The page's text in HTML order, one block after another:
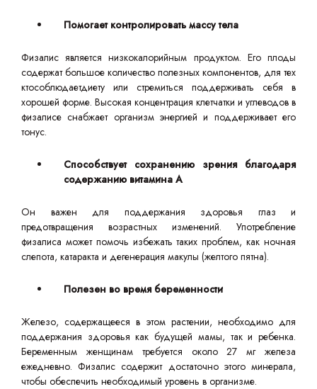
Помогает контролировать массу тела
Физалис является низкокалорийным продуктом. Его плоды
содержат большое количество полезных компонентов, для тех
ктособлюдаетдиету или стремиться поддерживать себя в
хорошей форме. Высокая концентрация клетчатки и углеводов в
физалисе снабжает организм энергией и поддерживает его
тонус.
Способствует сохранению зрения благодаря
содержанию витамина A
Он важен для поддержания здоровья глаз и
предотвращения возрастных изменений. Употребление
физалиса может помочь избежать таких проблем, как ночная
слепота, катаракта и дегенерация макулы (желтого пятна).
Полезен во время беременности
Железо, содержащееся в этом растении, необходимо для
поддержания здоровья как будущей мамы, так и ребенка.
Беременным женщинам требуется около 27 мг железа
ежедневно. Физалис содержит достаточно этого минерала,
чтобы обеспечить необходимый уровень в организме.